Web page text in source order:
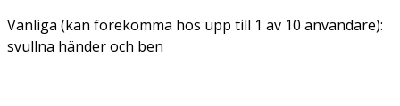
Vanliga (kan förekomma hos upp till 1 av 10 användare):
svullna händer och ben